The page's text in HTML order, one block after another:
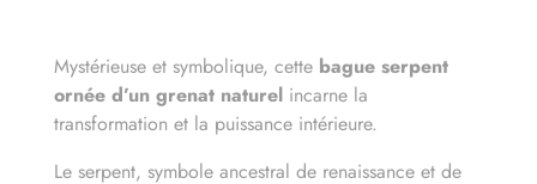
Mystérieuse et symbolique, cette bague serpent
ornée d’un grenat naturel incarne la
transformation et la puissance intérieure.
Le serpent, symbole ancestral de renaissance et de